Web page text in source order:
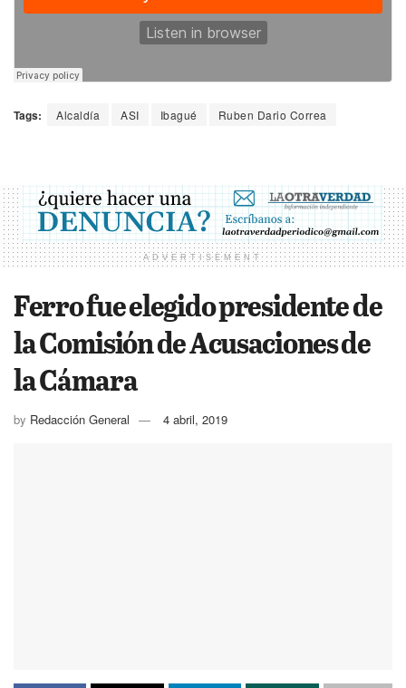
Tags: Alcaldía ASI Ibagué Ruben Dario Correa
ADVERTISEMENT
Ferro fue elegido presidente de
la Comisión de Acusaciones de
la Cámara
by Redacción General 4 abril, 2019